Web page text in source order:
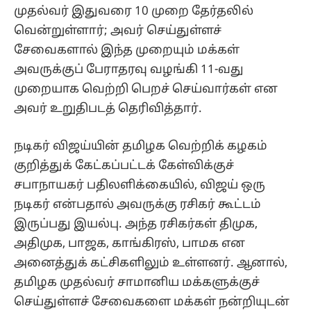
முதல்வர் இதுவரை 10 முறை தேர்தலில்
வென்றுள்ளார்; அவர் செய்துள்ளச்
சேவைகளால் இந்த முறையும் மக்கள்
அவருக்குப் பேராதரவு வழங்கி 11-வது
முறையாக வெற்றி பெறச் செய்வார்கள் என
அவர் உறுதிபடத் தெரிவித்தார்.
நடிகர் விஜய்யின் தமிழக வெற்றிக் கழகம்
குறித்துக் கேட்கப்பட்டக் கேள்விக்குச்
சபாநாயகர் பதிலளிக்கையில், விஜய் ஒரு
நடிகர் என்பதால் அவருக்கு ரசிகர் கூட்டம்
இருப்பது இயல்பு. அந்த ரசிகர்கள் திமுக,
அதிமுக, பாஜக, காங்கிரஸ், பாமக என
அனைத்துக் கட்சிகளிலும் உள்ளனர். ஆனால்,
தமிழக முதல்வர் சாமானிய மக்களுக்குச்
செய்துள்ளச் சேவைகளை மக்கள் நன்றியுடன்